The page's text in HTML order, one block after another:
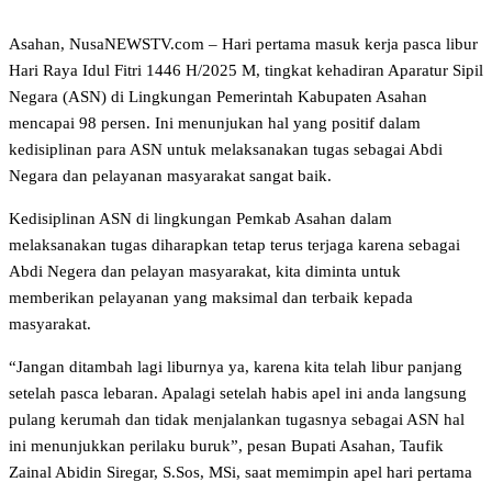
Asahan, NusaNEWSTV.com – Hari pertama masuk kerja pasca libur
Hari Raya Idul Fitri 1446 H/2025 M, tingkat kehadiran Aparatur Sipil
Negara (ASN) di Lingkungan Pemerintah Kabupaten Asahan
mencapai 98 persen. Ini menunjukan hal yang positif dalam
kedisiplinan para ASN untuk melaksanakan tugas sebagai Abdi
Negara dan pelayanan masyarakat sangat baik.
Kedisiplinan ASN di lingkungan Pemkab Asahan dalam
melaksanakan tugas diharapkan tetap terus terjaga karena sebagai
Abdi Negera dan pelayan masyarakat, kita diminta untuk
memberikan pelayanan yang maksimal dan terbaik kepada
masyarakat.
“Jangan ditambah lagi liburnya ya, karena kita telah libur panjang
setelah pasca lebaran. Apalagi setelah habis apel ini anda langsung
pulang kerumah dan tidak menjalankan tugasnya sebagai ASN hal
ini menunjukkan perilaku buruk”, pesan Bupati Asahan, Taufik
Zainal Abidin Siregar, S.Sos, MSi, saat memimpin apel hari pertama